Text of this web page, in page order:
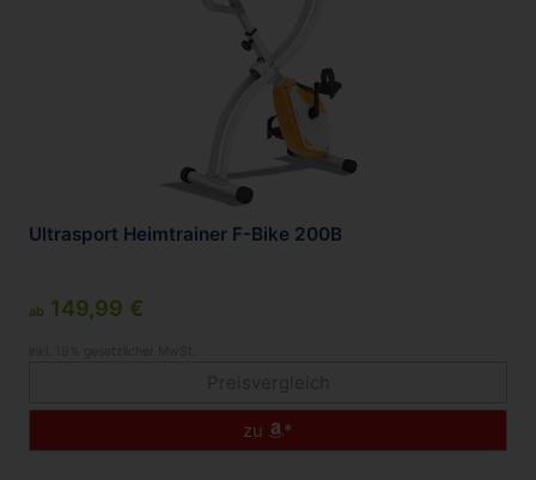
Ultrasport Heimtrainer F-Bike 200B
ab 149,99 €
zu *